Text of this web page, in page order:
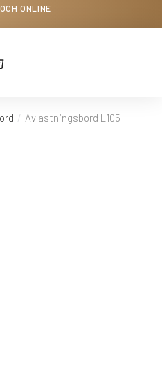
ONLINE
Avlastningsbord L105